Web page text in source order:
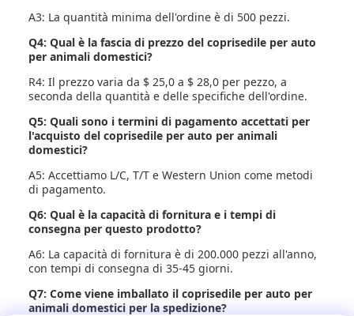
A3: La quantità minima dell'ordine è di 500 pezzi.
Q4: Qual è la fascia di prezzo del coprisedile per auto
per animali domestici?
R4: Il prezzo varia da $ 25,0 a $ 28,0 per pezzo, a
seconda della quantità e delle specifiche dell'ordine.
Q5: Quali sono i termini di pagamento accettati per
l'acquisto del coprisedile per auto per animali
domestici?
A5: Accettiamo L/C, T/T e Western Union come metodi
di pagamento.
Q6: Qual è la capacità di fornitura e i tempi di
consegna per questo prodotto?
A6: La capacità di fornitura è di 200.000 pezzi all'anno,
con tempi di consegna di 35-45 giorni.
Q7: Come viene imballato il coprisedile per auto per
animali domestici per la spedizione?